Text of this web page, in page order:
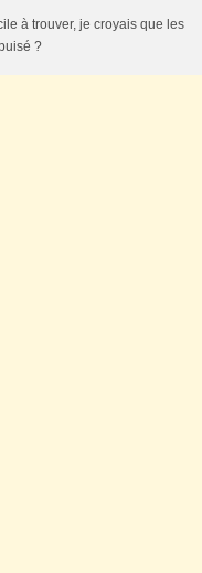
à trouver, je croyais que les
?